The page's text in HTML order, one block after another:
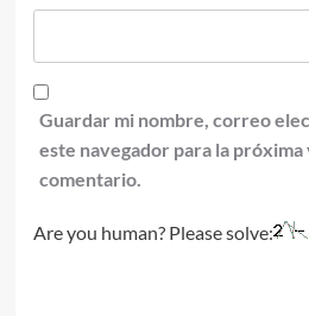
Guardar mi nombre, correo
este navegador para la próxima
comentario.
Are you human? Please solve: